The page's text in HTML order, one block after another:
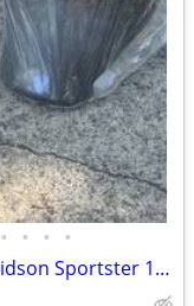
• • • •
Like New Low Miles 2016 Harley Davidson Sportster 1200 cc